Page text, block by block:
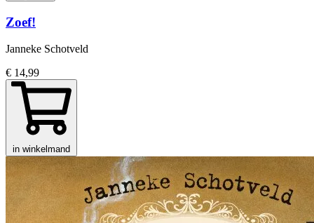
Zoef!
Janneke Schotveld
€ 14,99
in winkelmand